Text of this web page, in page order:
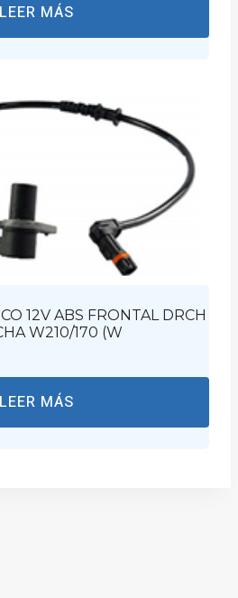
LEER MÁS
12V ABS FRONTAL DRCH
W210/170 (W
LEER MÁS